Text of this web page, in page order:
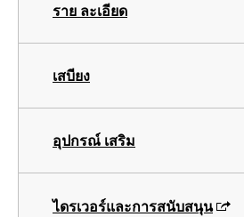
ราย ละเอียด
เสบียง
อุปกรณ์ เสริม
ไดรเวอร์และการสนับสนุน